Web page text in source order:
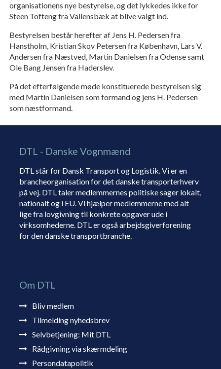
organisationens nye bestyrelse, og det lykkedes ikke for
Steen Tofteng fra Vallensbæk at blive valgt ind.
Bestyrelsen består herefter af Jens H. Pedersen fra
Hanstholm, Kristian Skov Petersen fra København, Lars V.
Andersen fra Næstved, Martin Danielsen fra Odense samt
Ole Bang Jensen fra Haderslev.
På det efterfølgende møde konstituerede bestyrelsen sig
med Martin Danielsen som formand og jens H. Pedersen
som næstformand.
DTL - Danske Vognmænd
DTL står for Dansk Transport og Logistik. Vi er en
brancheorganisation for det danske transporterhverv
på vej. DTL taler medlemmernes politiske sager lokalt,
nationalt og i EU. Vi hjælper medlemmerne med alt
lige fra lovgivning til konkrete opgaver ude i
virksomhederne. DTL er også arbejdsgiverforening
for den danske transportbranche.
Om DTL
Bliv medlem
Tilmelding nyhedsbrev
Selvbetjening: Mit DTL
Rådgivning via skærmdeling
Persondatapolitik